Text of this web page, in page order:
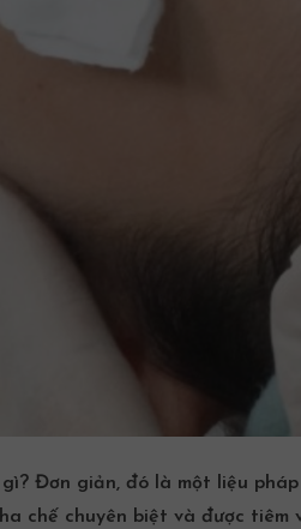
gì? Đơn giản, đó là một liệu
chế chuyên biệt và được